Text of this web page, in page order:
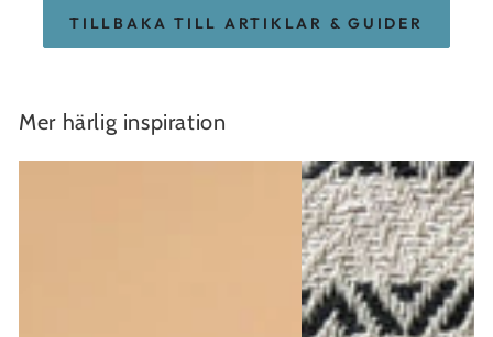
TILLBAKA TILL ARTIKLAR & GUIDER
Mer härlig inspiration